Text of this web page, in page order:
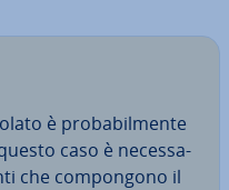
è pro­ba­bil­men­te
caso è ne­ces­sa­
che com­pon­go­no il